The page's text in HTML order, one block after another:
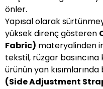
önler.
Yapısal olarak
yüksek direnç gösteren
Fabric) materyalinden
tekstil, rüzgar
ürünün yan
(Side Adjustment